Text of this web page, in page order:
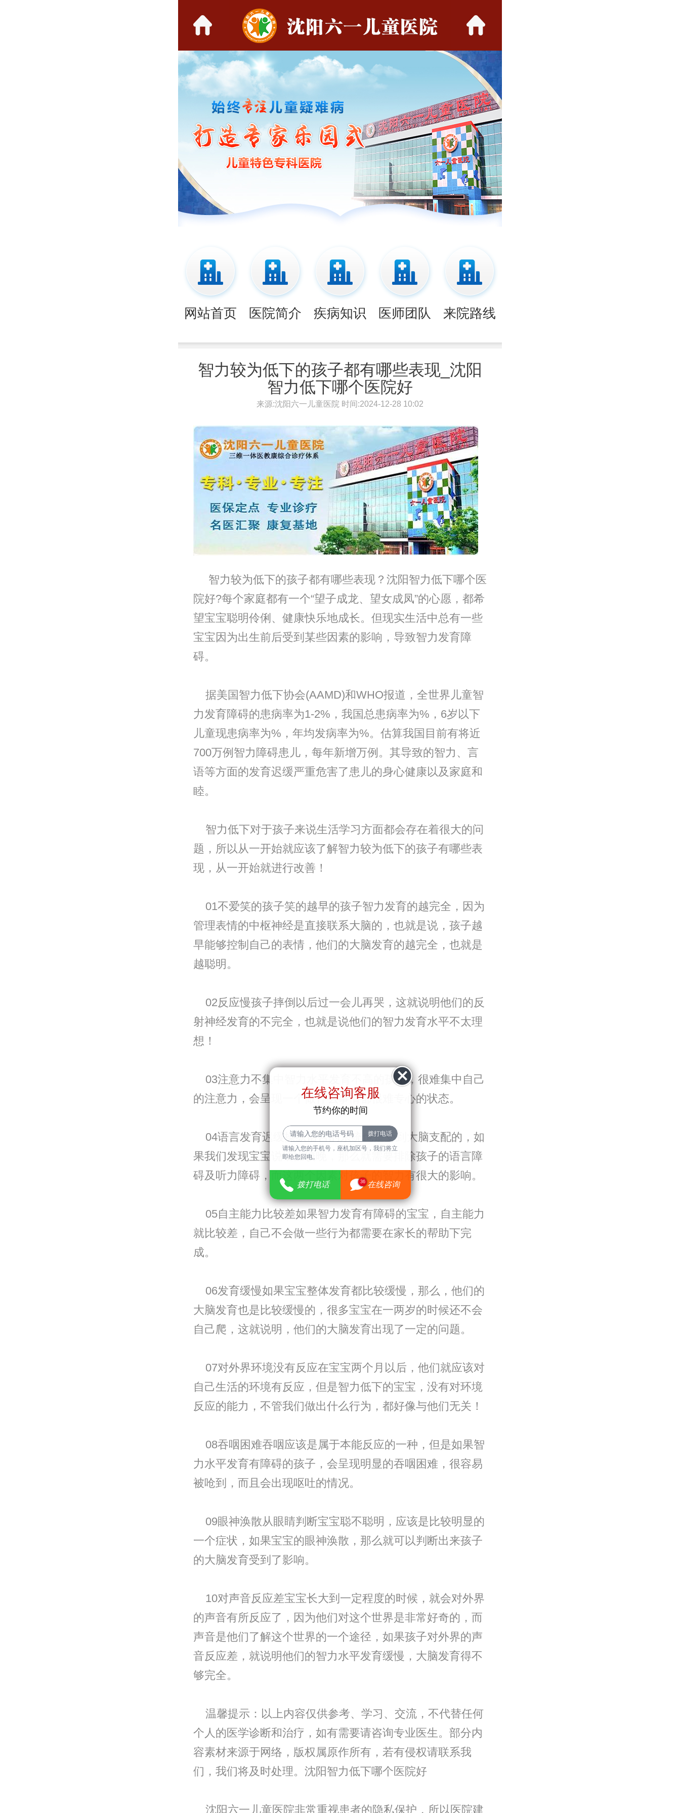
网站首页 医院简介 疾病知识 医师团队 来院路线
智力较为低下的孩子都有哪些表现_沈阳
智力低下哪个医院好
来源:沈阳六一儿童医院 时间:2024-12-28 10:02
智力较为低下的孩子都有哪些表现？沈阳智力低下哪个医
院好?每个家庭都有一个“望子成龙、望女成凤”的心愿，都希
望宝宝聪明伶俐、健康快乐地成长。但现实生活中总有一些
宝宝因为出生前后受到某些因素的影响，导致智力发育障
碍。
据美国智力低下协会(AAMD)和WHO报道，全世界儿童智
力发育障碍的患病率为1-2%，我国总患病率为%，6岁以下
儿童现患病率为%，年均发病率为%。估算我国目前有将近
700万例智力障碍患儿，每年新增万例。其导致的智力、言
语等方面的发育迟缓严重危害了患儿的身心健康以及家庭和
睦。
智力低下对于孩子来说生活学习方面都会存在着很大的问
题，所以从一开始就应该了解智力较为低下的孩子有哪些表
现，从一开始就进行改善！
01不爱笑的孩子笑的越早的孩子智力发育的越完全，因为
管理表情的中枢神经是直接联系大脑的，也就是说，孩子越
早能够控制自己的表情，他们的大脑发育的越完全，也就是
越聪明。
02反应慢孩子摔倒以后过一会儿再哭，这就说明他们的反
射神经发育的不完全，也就是说他们的智力发育水平不太理
想！
03注意力不集中智力水平发育不高的孩子，很难集中自己
的注意力，会呈现一个做什么事情都很难专心的状态。
04语言发育迟缓操纵语言的系统也是受到大脑支配的，如
果我们发现宝宝说话比较晚，那么就需要排除孩子的语言障
碍及听力障碍，而这两个因素对孩子的智力有很大的影响。
05自主能力比较差如果智力发育有障碍的宝宝，自主能力
就比较差，自己不会做一些行为都需要在家长的帮助下完
成。
06发育缓慢如果宝宝整体发育都比较缓慢，那么，他们的
大脑发育也是比较缓慢的，很多宝宝在一两岁的时候还不会
自己爬，这就说明，他们的大脑发育出现了一定的问题。
07对外界环境没有反应在宝宝两个月以后，他们就应该对
自己生活的环境有反应，但是智力低下的宝宝，没有对环境
反应的能力，不管我们做出什么行为，都好像与他们无关！
08吞咽困难吞咽应该是属于本能反应的一种，但是如果智
力水平发育有障碍的孩子，会呈现明显的吞咽困难，很容易
被呛到，而且会出现呕吐的情况。
09眼神涣散从眼睛判断宝宝聪不聪明，应该是比较明显的
一个症状，如果宝宝的眼神涣散，那么就可以判断出来孩子
的大脑发育受到了影响。
10对声音反应差宝宝长大到一定程度的时候，就会对外界
的声音有所反应了，因为他们对这个世界是非常好奇的，而
声音是他们了解这个世界的一个途径，如果孩子对外界的声
音反应差，就说明他们的智力水平发育缓慢，大脑发育得不
够完全。
温馨提示：以上内容仅供参考、学习、交流，不代替任何
个人的医学诊断和治疗，如有需要请咨询专业医生。部分内
容素材来源于网络，版权属原作所有，若有侵权请联系我
们，我们将及时处理。沈阳智力低下哪个医院好
沈阳六一儿童医院非常重视患者的隐私保护，所以医院建
在线咨询客服
节约你的时间
请输入您的手机号，座机加区号，我们将立
即给您回电。
拨打电话 36 在线咨询